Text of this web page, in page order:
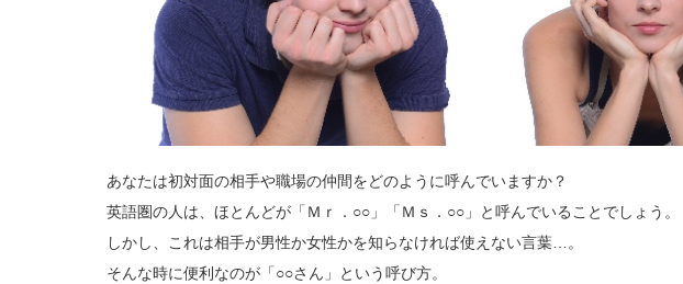
あなたは初対面の相手や職場の仲間をどのように呼んでいますか？
英語圏の人は、ほとんどが「Ｍｒ．○○」「Ｍｓ．○○」と呼んでいることでしょう。
しかし、これは相手が男性か女性かを知らなければ使えない言葉…。
そんな時に便利なのが「○○さん」という呼び方。